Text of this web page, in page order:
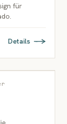
für
Details